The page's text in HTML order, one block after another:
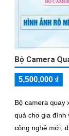
Bộ Camera
5,500,000 ₫
Bộ camera quay
quả cho gia đình và doanh
công nghệ mới,